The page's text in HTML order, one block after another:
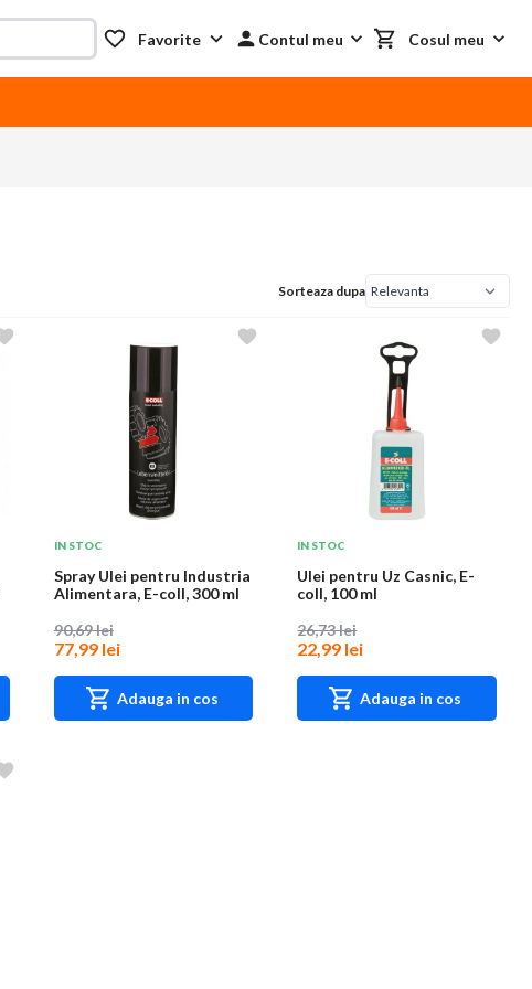
Contul meu
Favorite Cosul meu
Sorteaza dupa
IN STOC
Spray Ulei pentru Industria
Alimentara, E-coll, 300 ml
90,69 lei
77,99 lei
Adauga in cos
IN STOC
Ulei pentru Uz Casnic, E-
coll, 100 ml
26,73 lei
22,99 lei
Adauga in cos